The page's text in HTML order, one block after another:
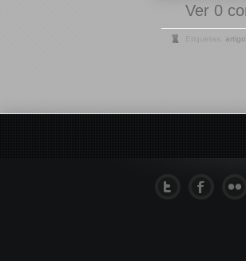
Ver 0
Etiquetas: